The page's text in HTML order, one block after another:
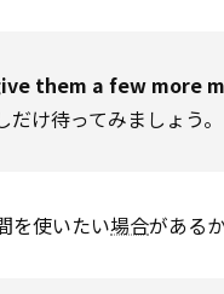
them a few more
け待ってみましょう。
を使いたい場合がある